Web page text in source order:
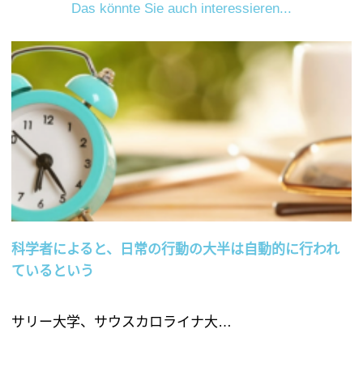
Das könnte Sie auch interessieren...
科学者によると、日常の行動の大半は自動的に行われ
ているという
サリー大学、サウスカロライナ大…